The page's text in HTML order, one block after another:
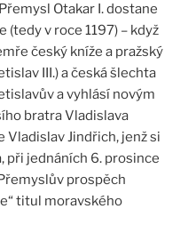
Otakar I. dostane
v roce 1197) – když
český kníže a pražský
III.) a česká šlechta
a vyhlásí novým
bratra Vladislava
Vladislav Jindřich, jenž si
při jednáních 6. prosince
prospěch
titul moravského